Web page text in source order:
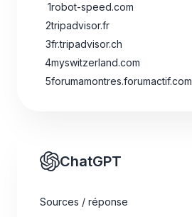
1robot-speed.com
2tripadvisor.fr
3fr.tripadvisor.ch
4myswitzerland.com
5forumamontres.forumactif.com
ChatGPT
Sources / réponse